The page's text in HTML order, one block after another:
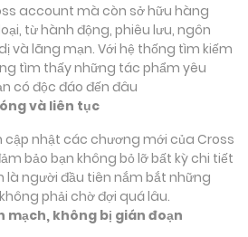
account mà còn sở hữu hàng
từ hành động, phiêu lưu, ngôn
và lãng mạn. Với hệ thống tìm kiếm
tìm thấy những tác phẩm yêu
có độc đáo đến đâu
và liên tục
nhật các chương mới của Cross
bảo bạn không bỏ lỡ bất kỳ chi tiết
là người đầu tiên nắm bắt những
phải chờ đợi quá lâu.
mạch, không bị gián đoạn